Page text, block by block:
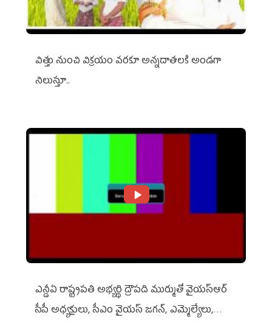
విత్తు నుంచి విక్రయం వరకూ అన్నదాతలకి అండగా
నిలుస్తూ..
ఎన్డీఏ రాష్ట్ర‌ప‌తి అభ్య‌ర్థి ద్రౌప‌ది ముర్ముతో వైయ‌స్ఆర్
సీపీ అధ్య‌క్షులు, సీఎం వైయ‌స్ జ‌గ‌న్, ఎమ్మెల్యేలు,